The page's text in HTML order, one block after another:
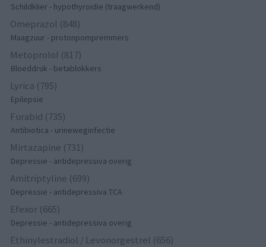
Schildklier - hypothyroidie (traagwerkend)
Omeprazol (848)
Maagzuur - protonpompremmers
Metoprolol (817)
Bloeddruk - betablokkers
Lyrica (795)
Epilepsie
Furabid (735)
Antibiotica - urineweginfectie
Mirtazapine (731)
Depressie - antidepressiva overig
Amitriptyline (699)
Depressie - antidepressiva TCA
Efexor (665)
Depressie - antidepressiva overig
Ethinylestradiol / Levonorgestrel (656)